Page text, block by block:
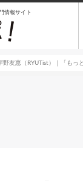
情報サイト
野友恵（RYUTist）｜「もっ